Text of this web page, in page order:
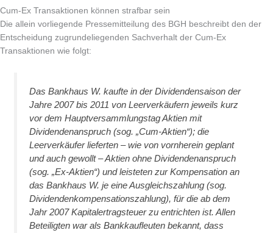
Cum-Ex Transaktionen können strafbar sein
Die allein vorliegende Pressemitteilung des BGH beschreibt den der
Entscheidung zugrundeliegenden Sachverhalt der Cum-Ex
Transaktionen wie folgt:
Das Bankhaus W. kaufte in der Dividendensaison der
Jahre 2007 bis 2011 von Leerverkäufern jeweils kurz
vor dem Hauptversammlungstag Aktien mit
Dividendenanspruch (sog. „Cum-Aktien“); die
Leerverkäufer lieferten – wie von vornherein geplant
und auch gewollt – Aktien ohne Dividendenanspruch
(sog. „Ex-Aktien“) und leisteten zur Kompensation an
das Bankhaus W. je eine Ausgleichszahlung (sog.
Dividendenkompensationszahlung), für die ab dem
Jahr 2007 Kapitalertragsteuer zu entrichten ist. Allen
Beteiligten war als Bankkaufleuten bekannt, dass